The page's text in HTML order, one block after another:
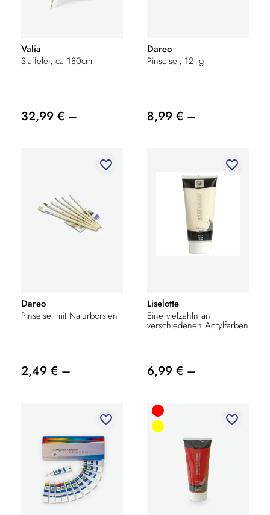
Valia
Staffelei, ca 180cm
32,99 € –
Dareo
Pinselset, 12-tlg
8,99 € –
favorite_border
Dareo
Pinselset mit Naturborsten
2,49 € –
favorite_border
Liselotte
Eine vielzahln an
verschiedenen Acrylfarben
6,99 € –
favorite_border favorite_border